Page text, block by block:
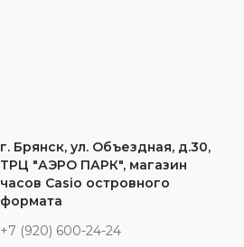
г. Брянск, ул. Объездная, д.30,
ТРЦ "АЭРО ПАРК", магазин
часов Casio островного
формата
+7 (920) 600-24-24